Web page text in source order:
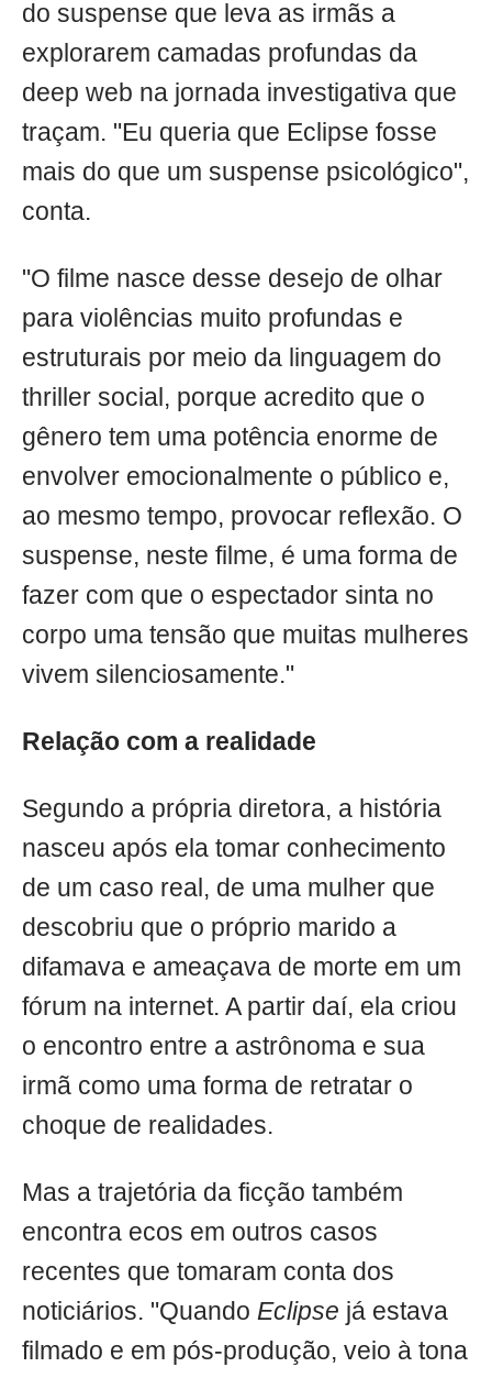
do suspense que leva as irmãs a
explorarem camadas profundas da
deep web na jornada investigativa que
traçam. "Eu queria que Eclipse fosse
mais do que um suspense psicológico",
conta.
"O filme nasce desse desejo de olhar
para violências muito profundas e
estruturais por meio da linguagem do
thriller social, porque acredito que o
gênero tem uma potência enorme de
envolver emocionalmente o público e,
ao mesmo tempo, provocar reflexão. O
suspense, neste filme, é uma forma de
fazer com que o espectador sinta no
corpo uma tensão que muitas mulheres
vivem silenciosamente."
Relação com a realidade
Segundo a própria diretora, a história
nasceu após ela tomar conhecimento
de um caso real, de uma mulher que
descobriu que o próprio marido a
difamava e ameaçava de morte em um
fórum na internet. A partir daí, ela criou
o encontro entre a astrônoma e sua
irmã como uma forma de retratar o
choque de realidades.
Mas a trajetória da ficção também
encontra ecos em outros casos
recentes que tomaram conta dos
noticiários. "Quando Eclipse já estava
filmado e em pós-produção, veio à tona